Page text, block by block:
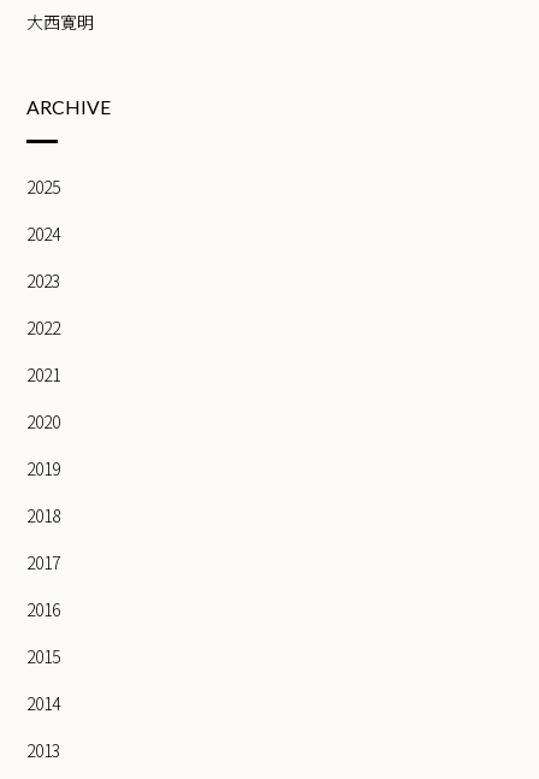
大西寛明
ARCHIVE
2025
2024
2023
2022
2021
2020
2019
2018
2017
2016
2015
2014
2013